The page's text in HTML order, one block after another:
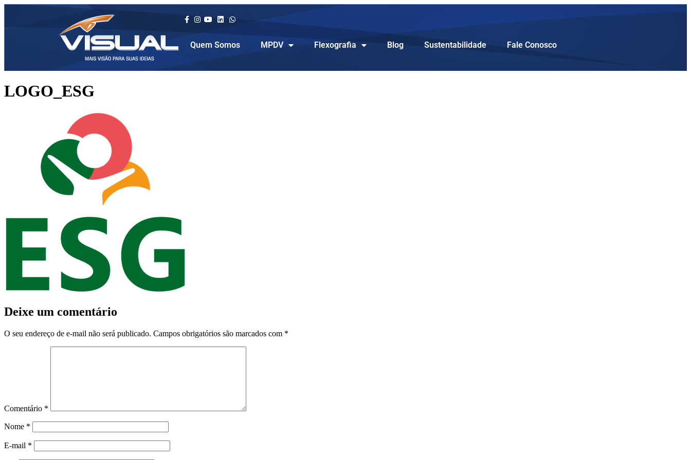
Quem Somos MPDV Flexografia Blog Sustentabilidade Fale Conosco
LOGO_ESG
Deixe um comentário
O seu endereço de e-mail não será publicado. Campos obrigatórios são marcados com *
Comentário *
Nome *
E-mail *